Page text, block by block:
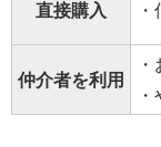
直接購入
仲介者を利用